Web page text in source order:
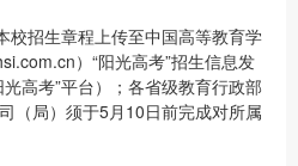
招生章程上传至中国高等教育学
）“阳光高考”招生信息发
高考”平台）；各省级教育行政部
（局）须于5月10日前完成对所属